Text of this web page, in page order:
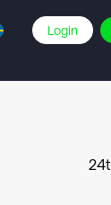
Login
24t